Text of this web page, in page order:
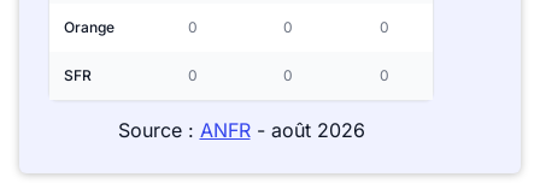
Orange 0 0 0
SFR 0 0 0
Source : ANFR- août 2026